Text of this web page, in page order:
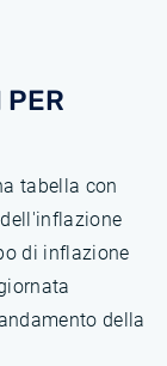
PER
tabella con
di inflazione
della